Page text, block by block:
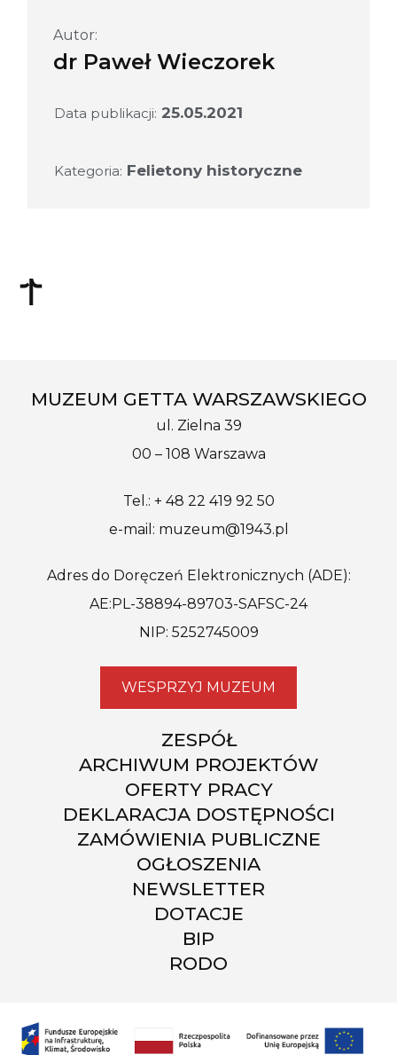
Autor:
dr Paweł Wieczorek
Data publikacji: 25.05.2021
Kategoria: Felietony historyczne
MUZEUM GETTA WARSZAWSKIEGO
ul. Zielna 39
00 – 108 Warszawa
Tel.: + 48 22 419 92 50
e-mail: muzeum@1943.pl
Adres do Doręczeń Elektronicznych (ADE):
AE:PL-38894-89703-SAFSC-24
NIP: 5252745009
WESPRZYJ MUZEUM
ZESPÓŁ
ARCHIWUM PROJEKTÓW
OFERTY PRACY
DEKLARACJA DOSTĘPNOŚCI
ZAMÓWIENIA PUBLICZNE
OGŁOSZENIA
NEWSLETTER
DOTACJE
BIP
RODO